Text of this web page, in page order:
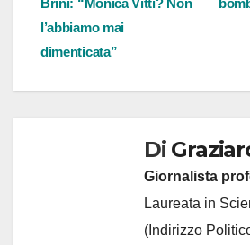
articoli
Brini: “Monica Vitti? Non
l’abbiamo mai
dimenticata”
Di
Giornalista
Laureata in
(Indirizzo